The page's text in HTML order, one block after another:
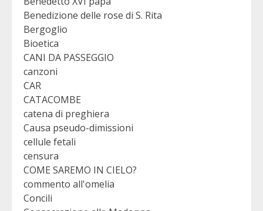
Benedizione delle rose di S. Rita
Bergoglio
Bioetica
CANI DA PASSEGGIO
canzoni
CAR
CATACOMBE
catena di preghiera
Causa pseudo-dimissioni
cellule fetali
censura
COME SAREMO IN CIELO?
commento all'omelia
Concili